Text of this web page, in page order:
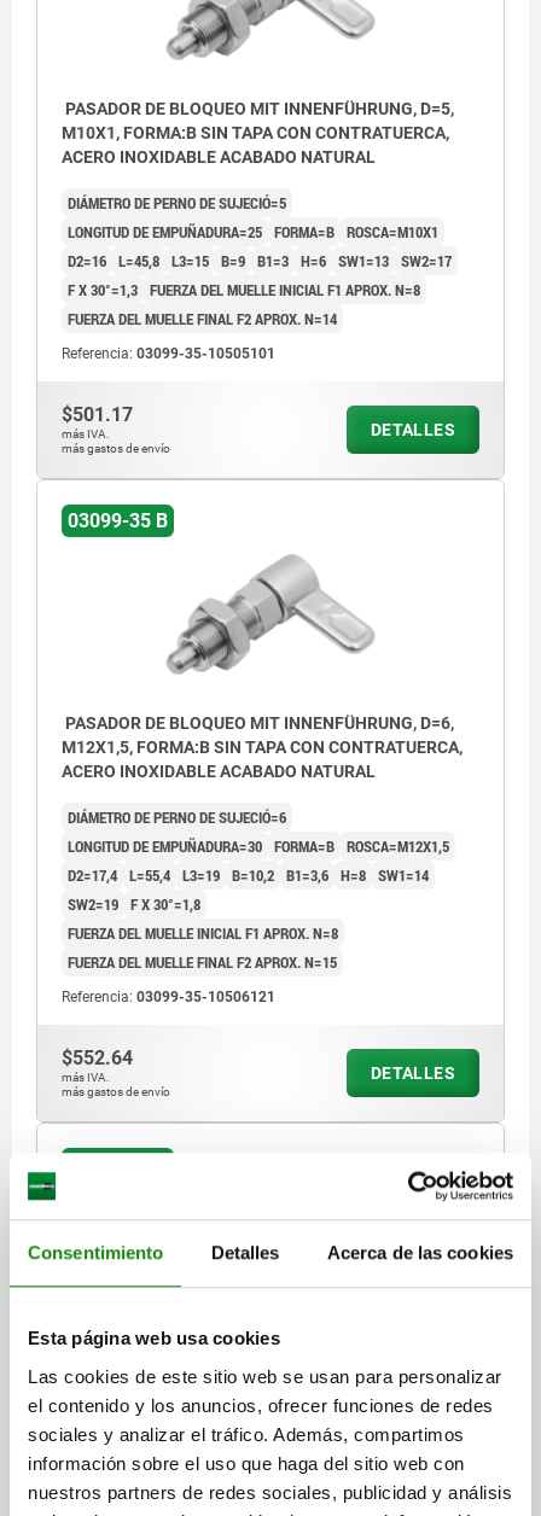
Consentimiento Detalles Acerca de las cookies
Esta página web usa cookies
Las cookies de este sitio web se usan para personalizar
el contenido y los anuncios, ofrecer funciones de redes
sociales y analizar el tráfico. Además, compartimos
información sobre el uso que haga del sitio web con
nuestros partners de redes sociales, publicidad y análisis
PASADOR DE BLOQUEO MIT INNENFÜHRUNG, D=5,
M10X1, FORMA:B SIN TAPA CON CONTRATUERCA,
ACERO INOXIDABLE ACABADO NATURAL
DIÁMETRO DE PERNO DE SUJECIÓ=5
LONGITUD DE EMPUÑADURA=25 FORMA=B ROSCA=M10X1
D2=16 L=45,8 L3=15 B=9 B1=3 H=6 SW1=13 SW2=17
F X 30°=1,3 FUERZA DEL MUELLE INICIAL F1 APROX. N=8
FUERZA DEL MUELLE FINAL F2 APROX. N=14
Referencia: 03099-35-10505101
$501.17
más IVA.
más gastos de envío
DETALLES
03099-35 B
PASADOR DE BLOQUEO MIT INNENFÜHRUNG, D=6,
M12X1,5, FORMA:B SIN TAPA CON CONTRATUERCA,
ACERO INOXIDABLE ACABADO NATURAL
DIÁMETRO DE PERNO DE SUJECIÓ=6
LONGITUD DE EMPUÑADURA=30 FORMA=B ROSCA=M12X1,5
D2=17,4 L=55,4 L3=19 B=10,2 B1=3,6 H=8 SW1=14
SW2=19 F X 30°=1,8
FUERZA DEL MUELLE INICIAL F1 APROX. N=8
FUERZA DEL MUELLE FINAL F2 APROX. N=15
Referencia: 03099-35-10506121
$552.64
más IVA.
más gastos de envío
DETALLES
PASADOR DE BLOQUEO MIT INNENFÜHRUNG, D=8,
M16X1,5, FORMA:B SIN TAPA CON CONTRATUERCA,
ACERO INOXIDABLE ACABADO NATURAL
DIÁMETRO DE PERNO DE SUJECIÓ=8
LONGITUD DE EMPUÑADURA=40
FORMA=B
ROSCA=M16X1,5